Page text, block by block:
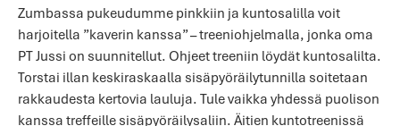
Zumbassa pukeudumme pinkkiin ja kuntosalilla voit
harjoitella ”kaverin kanssa” – treeniohjelmalla, jonka oma
PT Jussi on suunnitellut. Ohjeet treeniin löydät kuntosalilta.
Torstai illan keskiraskaalla sisäpyöräilytunnilla soitetaan
rakkaudesta kertovia lauluja. Tule vaikka yhdessä puolison
kanssa treffeille sisäpyöräilysaliin. Äitien kuntotreenissä